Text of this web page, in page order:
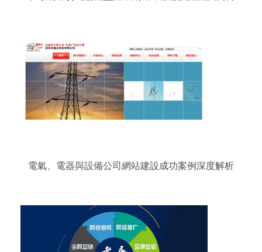
電氣、電器與設備公司網站建設成功案例深度解析